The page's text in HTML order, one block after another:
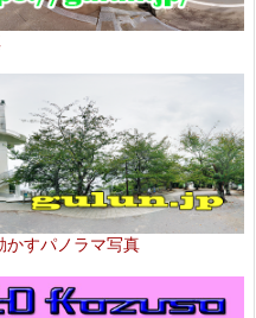
かすパノラマ写真